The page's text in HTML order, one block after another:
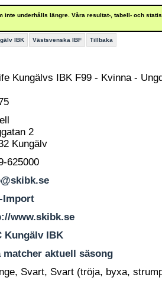
inte underhålls längre. Våra resultat-, tabell- och
IBK Västsvenska IBF Tillbaka
Kungälvs IBK F99 - Kvinna -
2
Kungälv
625000
Import
www.skibk.se
Kungälv IBK
matcher aktuell säsong
Svart, Svart (tröja, byxa,